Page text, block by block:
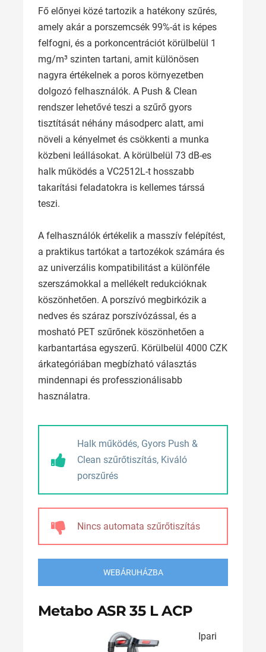
Fő előnyei közé tartozik a hatékony szűrés,
amely akár a por­szemcsék 99%-át is képes
felfogni, és a porkoncentrációt körülbelül 1
mg/m³ szinten tartani, amit különösen
nagyra értékelnek a poros környezetben
dolgozó felhasználók. A Push & Clean
rendszer lehetővé teszi a szűrő gyors
tisztítását néhány másodperc alatt, ami
növeli a kényelmet és csökkenti a munka
közbeni leállásokat. A körülbelül 73 dB-es
halk működés a VC2512L-t hosszabb
takarítási feladatokra is kellemes társsá
teszi.
A felhasználók értékelik a masszív felépítést,
a praktikus tartókat a tartozékok számára és
az univerzális kompatibilitást a különféle
szerszámokkal a mellékelt redukcióknak
köszönhetően. A porszívó megbirkózik a
nedves és száraz porszívózással, és a
mosható PET szűrőnek köszönhetően a
karbantartása egyszerű. Körülbelül 4000 CZK
árkategóriában megbízható választás
mindennapi és professzionálisabb
használatra.
Halk működés, Gyors Push &
Clean szűrőtiszítás, Kiváló
porszűrés
Nincs automata szűrőtiszítás
WEBÁRUHÁZBA
Metabo ASR 35 L ACP
Ipari